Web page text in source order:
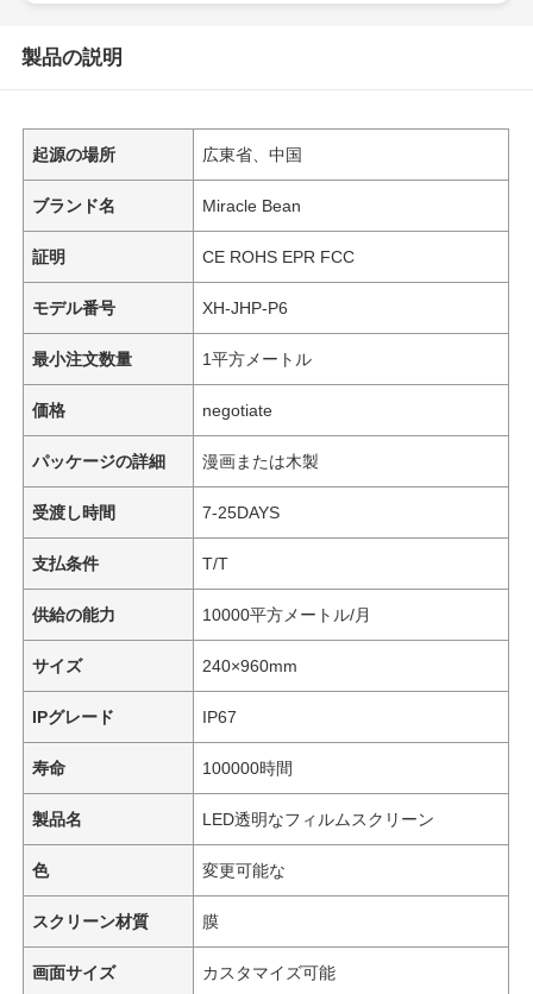
製品の説明
起源の場所 広東省、中国
ブランド名 Miracle Bean
証明 CE ROHS EPR FCC
モデル番号 XH-JHP-P6
最小注文数量 1平方メートル
価格 negotiate
パッケージの詳細 漫画または木製
受渡し時間 7-25DAYS
支払条件 T/T
供給の能力 10000平方メートル/月
サイズ 240×960mm
IPグレード IP67
寿命 100000時間
製品名 LED透明なフィルムスクリーン
色 変更可能な
スクリーン材質 膜
画面サイズ カスタマイズ可能